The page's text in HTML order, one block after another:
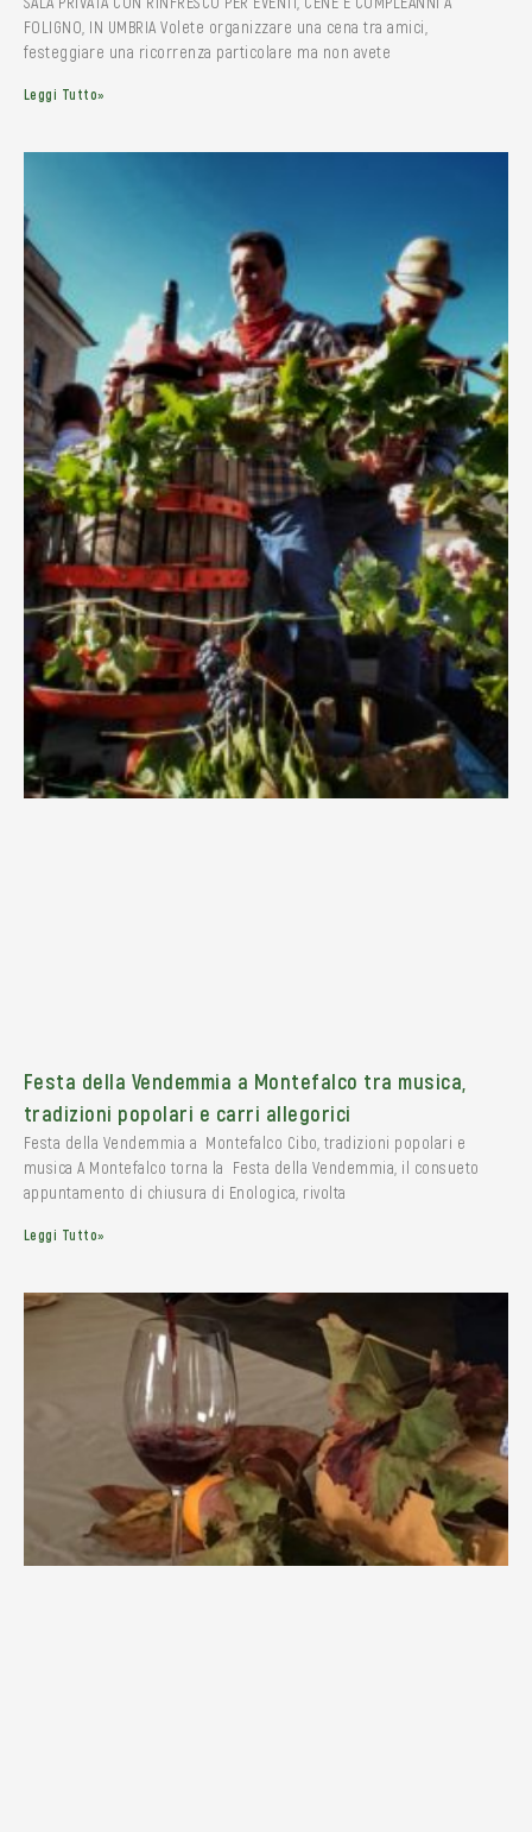
FOLIGNO, IN UMBRIA Volete organizzare una cena tra amici,
festeggiare una ricorrenza particolare ma non avete
Leggi Tutto»
Festa della Vendemmia a Montefalco tra musica,
tradizioni popolari e carri allegorici
Festa della Vendemmia a Montefalco Cibo, tradizioni popolari e
musica A Montefalco torna la Festa della Vendemmia, il consueto
appuntamento di chiusura di Enologica, rivolta
Leggi Tutto»